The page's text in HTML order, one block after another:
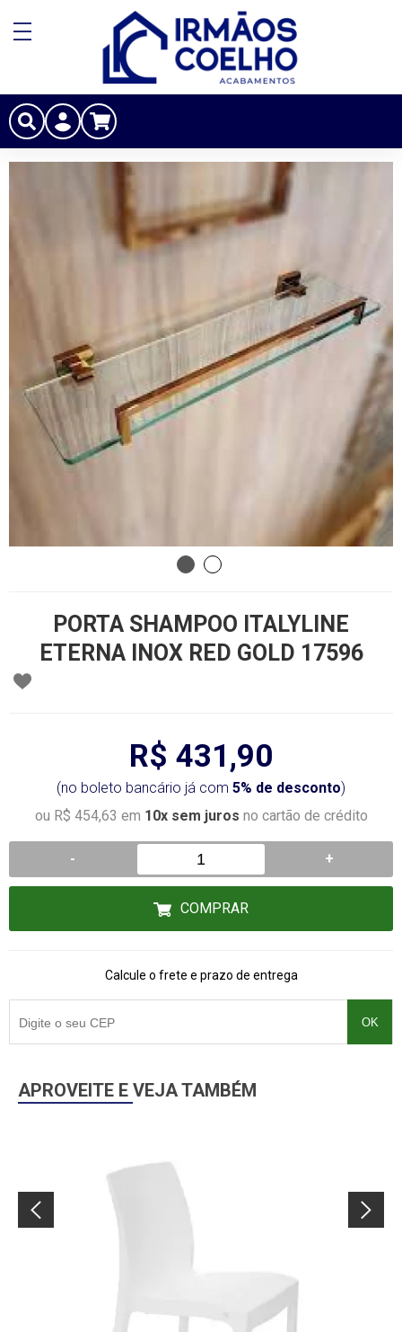
PORTA SHAMPOO ITALYLINE
ETERNA INOX RED GOLD 17596
R$ 431,90
(no boleto bancário já com 5% de desconto)
ou R$ 454,63 em 10x sem juros no cartão de crédito
- +
COMPRAR
Calcule o frete e prazo de entrega
OK
APROVEITE E VEJA TAMBÉM